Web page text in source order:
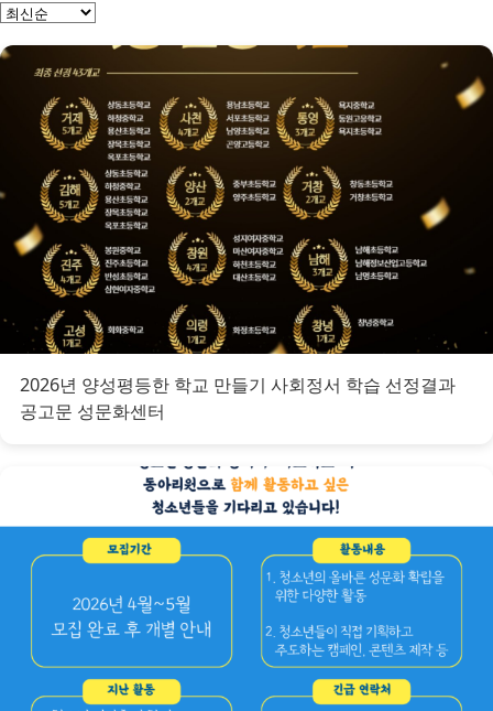
2026년 양성평등한 학교 만들기 사회정서 학습 선정결과
공고문 성문화센터